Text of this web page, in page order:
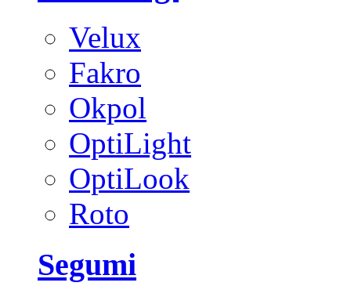
Velux
Fakro
Okpol
OptiLight
OptiLook
Roto
Segumi